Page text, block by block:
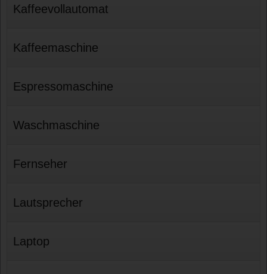
Kaffeevollautomat
Kaffeemaschine
Espressomaschine
Waschmaschine
Fernseher
Lautsprecher
Laptop